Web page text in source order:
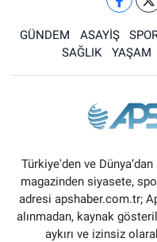
GÜNDEM ASAYİŞ
SAĞLIK
YAŞAM
Türkiye'den ve
magazinden siyasete,
adresi apshaber.com.tr;
alınmadan, kaynak
aykırı ve izinsiz